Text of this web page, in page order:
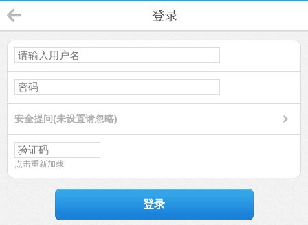
登录
安全提问(未设置请忽略)
点击重新加载
登录